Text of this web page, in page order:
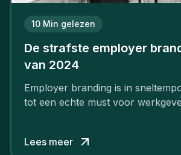
10 Min gelezen
De strafste employer
van 2024
Employer branding is in
tot een echte must voor
Lees meer